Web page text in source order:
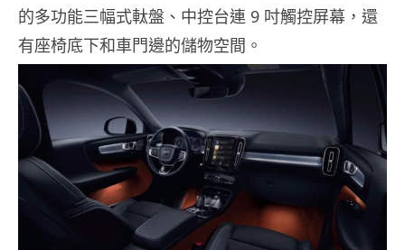
的多功能三幅式軚盤、中控台連 9 吋觸控屏幕，還
有座椅底下和車門邊的儲物空間。